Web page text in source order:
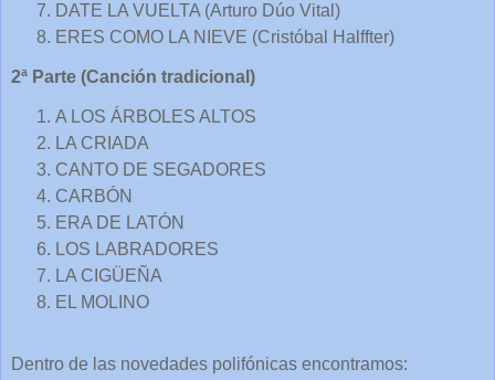
DATE LA VUELTA (Arturo Dúo Vital)
ERES COMO LA NIEVE (Cristóbal Halffter)
2ª Parte (Canción tradicional)
A LOS ÁRBOLES ALTOS
LA CRIADA
CANTO DE SEGADORES
CARBÓN
ERA DE LATÓN
LOS LABRADORES
LA CIGÜEÑA
EL MOLINO
Dentro de las novedades polifónicas encontramos: